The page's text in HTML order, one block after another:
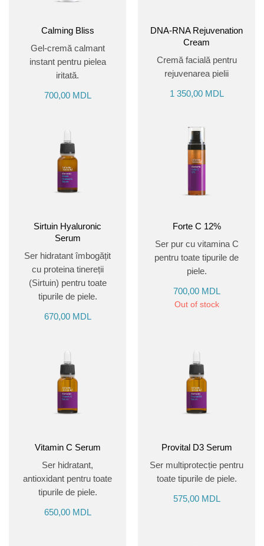
Calming Bliss
Gel-cremă calmant
instant pentru pielea
iritată.
700,00 MDL
DNA-RNA Rejuvenation
Cream
Cremă facială pentru
rejuvenarea pielii
1 350,00 MDL
Sirtuin Hyaluronic
Serum
Ser hidratant îmbogățit
cu proteina tinereții
(Sirtuin) pentru toate
tipurile de piele.
670,00 MDL
Forte C 12%
Ser pur cu vitamina C
pentru toate tipurile de
piele.
700,00 MDL
Out of stock
Vitamin C Serum
Ser hidratant,
antioxidant pentru toate
tipurile de piele.
650,00 MDL
Provital D3 Serum
Ser multiprotecție pentru
toate tipurile de piele.
575,00 MDL